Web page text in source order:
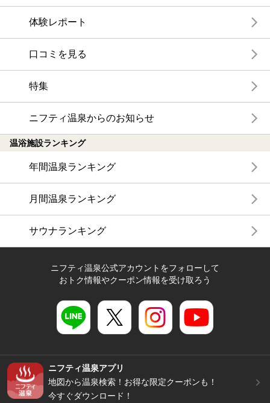
体験レポート
口コミを見る
特集
ニフティ温泉からのお知らせ
温浴施設ランキング
年間温泉ランキング
月間温泉ランキング
サウナランキング
ニフティ温泉公式アカウントをフォローして
おトク情報やクーポン情報を受け取ろう
ニフティ温泉アプリ
地図から温泉検索！お得な限定クーポンも！
今すぐダウンロード！